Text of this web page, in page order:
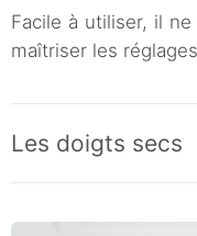
Facile à utiliser, il
maîtriser les
Les doigts secs